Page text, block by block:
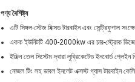
পণ্য বৈশিষ্ট্য
এটি সিঙ্গল-স্টেজ মিক্সড টারবাইন এবং সেন্ট্রিফুগাল
একক ইউনিটটি 400-2000kw এর চার-স্ট্রোক ডিজেল
ইঞ্জিন তেল সিস্টেম দ্বারা লুব্রিকেটেড ইনবোর্ড প্লেইন
নোজল টিং সহ ডাবল ইনলেট এক্সস্ট গ্যাস টারবাইন